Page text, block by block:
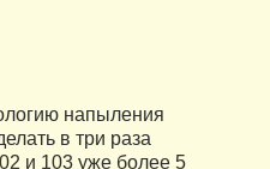
напыления
в три раза
и 103 уже более 5